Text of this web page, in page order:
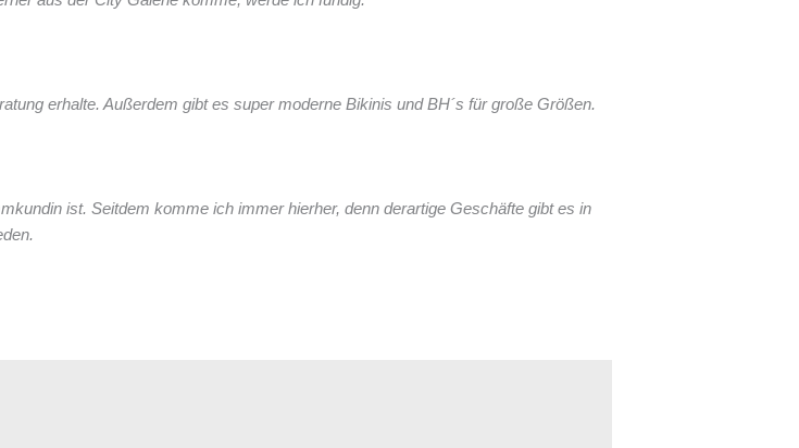
erhalte. Außerdem gibt es super moderne Bikinis und BH´s für große Größen.
ist. Seitdem komme ich immer hierher, denn derartige Geschäfte gibt es in